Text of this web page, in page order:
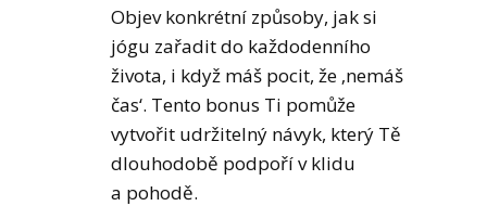
Objev konkrétní způsoby, jak si
jógu zařadit do každodenního
života, i když máš pocit, že ‚nemáš
čas‘. Tento bonus Ti pomůže
vytvořit udržitelný návyk, který Tě
dlouhodobě podpoří v klidu
a pohodě.